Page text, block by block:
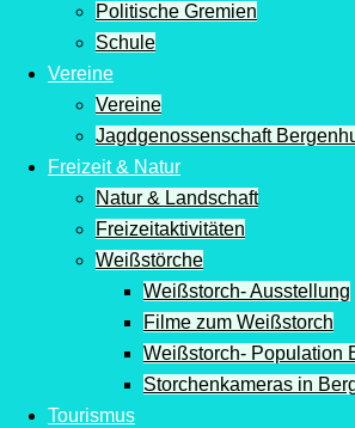
Politische Gremien
Schule
Vereine
Vereine
Jagdgenossenschaft
Freizeit & Natur
Natur & Landschaft
Freizeitaktivitäten
Weißstörche
Weißstorch- Ausstellung
Filme zum Weißstorch
Weißstorch- Population
Storchenkameras in
Tourismus